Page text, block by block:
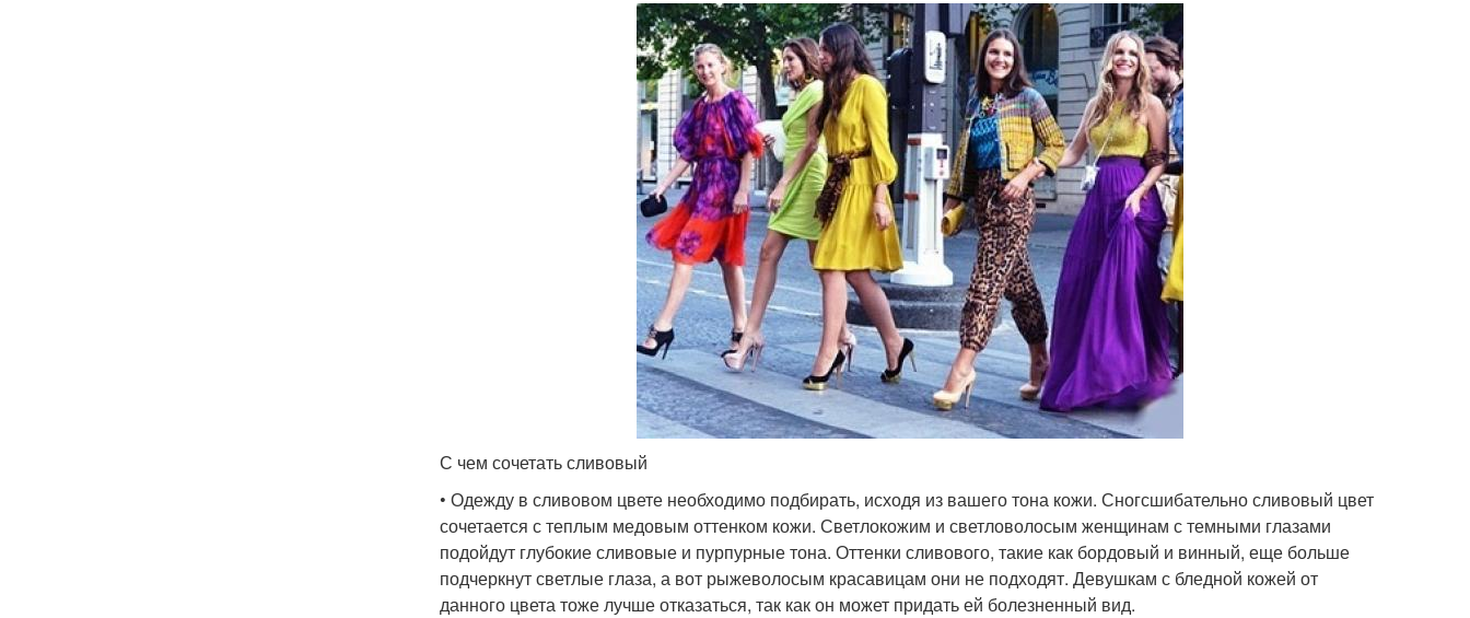
С чем сочетать сливовый
• Одежду в сливовом цвете необходимо подбирать, исходя из вашего тона кожи. Сногсшибательно сливовый цвет
сочетается с теплым медовым оттенком кожи. Светлокожим и светловолосым женщинам с темными глазами
подойдут глубокие сливовые и пурпурные тона. Оттенки сливового, такие как бордовый и винный, еще больше
подчеркнут светлые глаза, а вот рыжеволосым красавицам они не подходят. Девушкам с бледной кожей от
данного цвета тоже лучше отказаться, так как он может придать ей болезненный вид.